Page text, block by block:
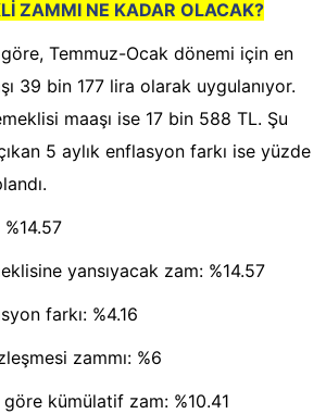
ZAMMI NE KADAR OLACAK?
göre, Temmuz-Ocak dönemi için en
39 bin 177 lira olarak uygulanıyor.
maaşı ise 17 bin 588 TL. Şu
5 aylık enflasyon farkı ise yüzde
yansıyacak zam: %14.57
farkı: %4.16
zammı: %6
kümülatif zam: %10.41